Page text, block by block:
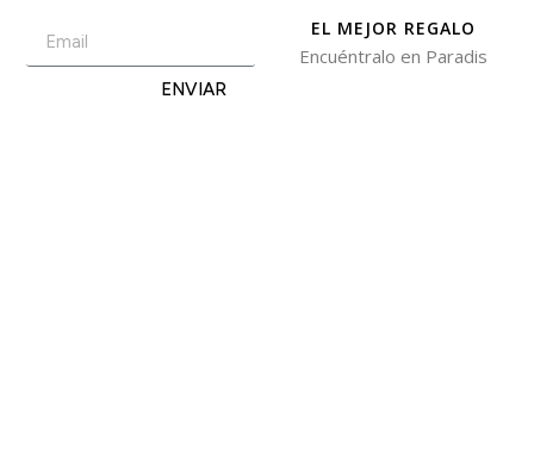
ENVIAR
EL MEJOR REGALO
Encuéntralo en Paradis